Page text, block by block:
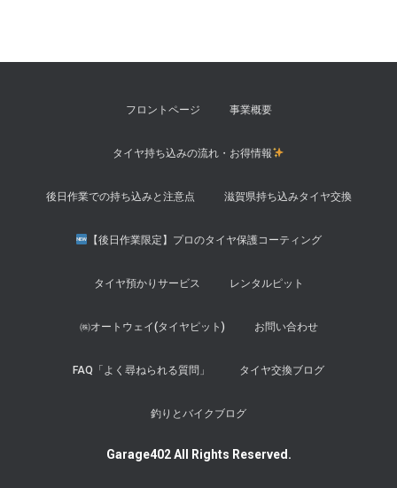
フロントページ 事業概要
タイヤ持ち込みの流れ・お得情報
後日作業での持ち込みと注意点 滋賀県持ち込みタイヤ交換
【後日作業限定】プロのタイヤ保護コーティング
タイヤ預かりサービス レンタルピット
㈱オートウェイ(タイヤピット) お問い合わせ
FAQ「よく尋ねられる質問」 タイヤ交換ブログ
釣りとバイクブログ
Garage402 All Rights Reserved.